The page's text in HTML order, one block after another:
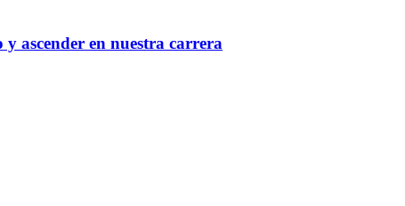
ascender en nuestra carrera